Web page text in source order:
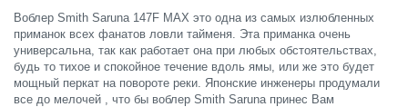
Воблер Smith Saruna 147F MAX это одна из самых излюбленных
приманок всех фанатов ловли тайменя. Эта приманка очень
универсальна, так как работает она при любых обстоятельствах,
будь то тихое и спокойное течение вдоль ямы, или же это будет
мощный перкат на повороте реки. Японские инженеры продумали
все до мелочей , что бы воблер Smith Saruna принес Вам